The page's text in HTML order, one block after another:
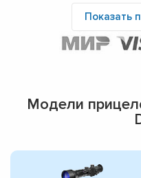
Показать
Модели